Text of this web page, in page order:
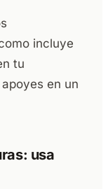
incluye
tu
en un
usa